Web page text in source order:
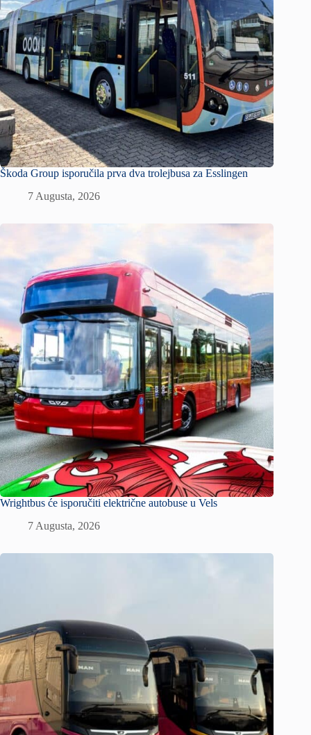
Škoda Group isporučila prva dva trolejbusa za Esslingen
7 Augusta, 2026
Wrightbus će isporučiti električne autobuse u Vels
7 Augusta, 2026